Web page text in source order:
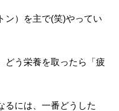
ン）を主で(笑)やってい
どう栄養を取ったら「疲
るには、一番どうした